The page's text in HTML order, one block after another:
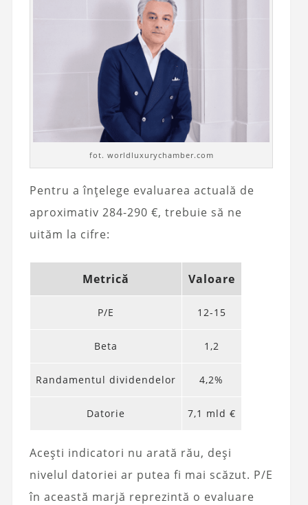
fot. worldluxurychamber.com
Pentru a înțelege evaluarea actuală de
aproximativ 284-290 €, trebuie să ne
uităm la cifre:
Metrică Valoare
P/E 12-15
Beta 1,2
Randamentul dividendelor 4,2%
Datorie 7,1 mld €
Acești indicatori nu arată rău, deși
nivelul datoriei ar putea fi mai scăzut. P/E
în această marjă reprezintă o evaluare